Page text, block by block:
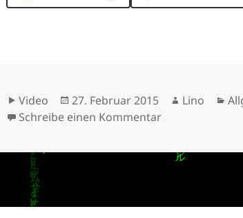
Format
Video
Veröffentlicht
am
27. Februar 2015 Autor
Lino
Schreibe einen Kommentarzu Raúl